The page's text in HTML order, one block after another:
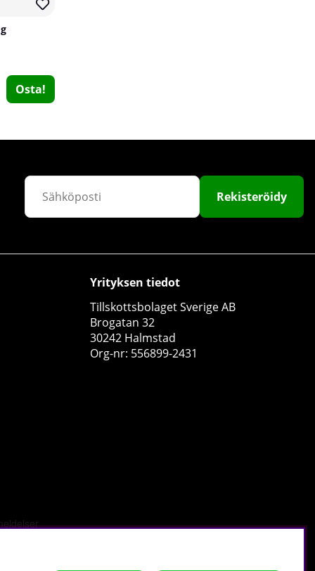
Osta!
Rekisteröidy
Yrityksen tiedot
Tillskottsbolaget Sverige AB
Brogatan 32
30242 Halmstad
Org-nr: 556899-2431